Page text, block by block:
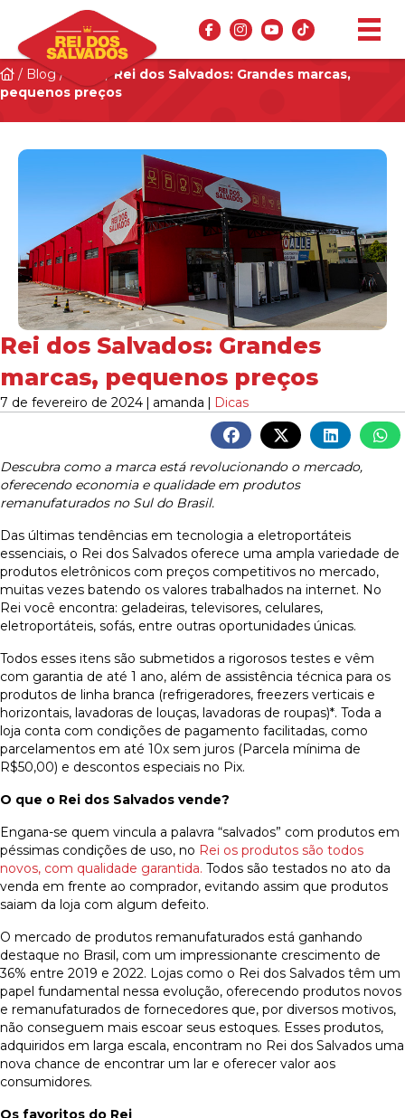
/ Blog/ /Rei dos Salvados: Grandes marcas,
pequenos preços
Rei dos Salvados: Grandes
marcas, pequenos preços
7 de fevereiro de 2024 | amanda | Dicas
Descubra como a marca está revolucionando o mercado,
oferecendo economia e qualidade em produtos
remanufaturados no Sul do Brasil.
Das últimas tendências em tecnologia a eletroportáteis
essenciais, o Rei dos Salvados oferece uma ampla variedade de
produtos eletrônicos com preços competitivos no mercado,
muitas vezes batendo os valores trabalhados na internet. No
Rei você encontra: geladeiras, televisores, celulares,
eletroportáteis, sofás, entre outras oportunidades únicas.
Todos esses itens são submetidos a rigorosos testes e vêm
com garantia de até 1 ano, além de assistência técnica para os
produtos de linha branca (refrigeradores, freezers verticais e
horizontais, lavadoras de louças, lavadoras de roupas)*. Toda a
loja conta com condições de pagamento facilitadas, como
parcelamentos em até 10x sem juros (Parcela mínima de
R$50,00) e descontos especiais no Pix.
O que o Rei dos Salvados vende?
Engana-se quem vincula a palavra “salvados” com produtos em
péssimas condições de uso, no Rei os produtos são todos
novos, com qualidade garantida. Todos são testados no ato da
venda em frente ao comprador, evitando assim que produtos
saiam da loja com algum defeito.
O mercado de produtos remanufaturados está ganhando
destaque no Brasil, com um impressionante crescimento de
36% entre 2019 e 2022. Lojas como o Rei dos Salvados têm um
papel fundamental nessa evolução, oferecendo produtos novos
e remanufaturados de fornecedores que, por diversos motivos,
não conseguem mais escoar seus estoques. Esses produtos,
adquiridos em larga escala, encontram no Rei dos Salvados uma
nova chance de encontrar um lar e oferecer valor aos
consumidores.
Os favoritos do Rei